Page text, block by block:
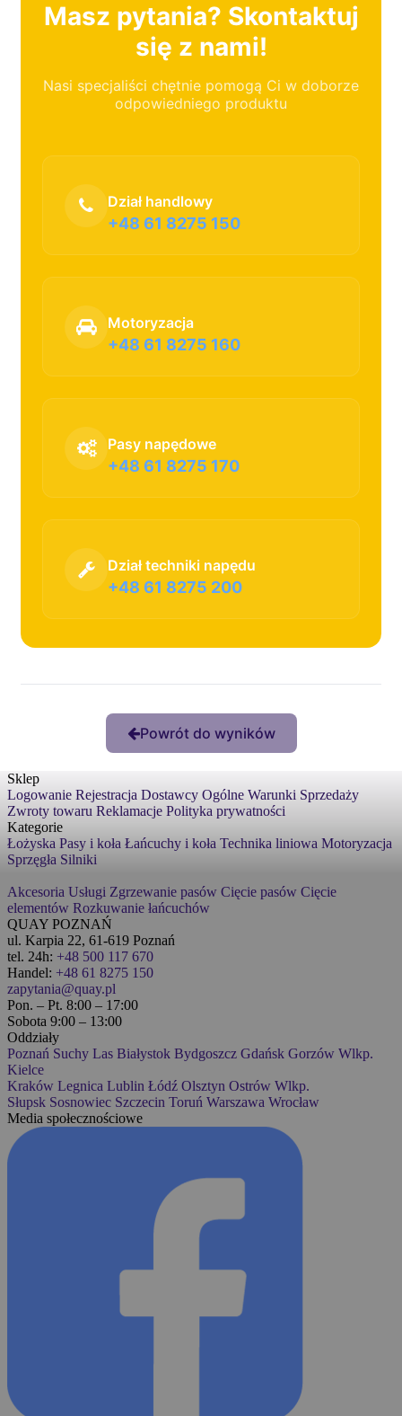
Masz pytania? Skontaktuj
się z nami!
Nasi specjaliści chętnie pomogą Ci w doborze
odpowiedniego produktu
Dział handlowy
+48 61 8275 150
Motoryzacja
+48 61 8275 160
Pasy napędowe
+48 61 8275 170
Dział techniki napędu
+48 61 8275 200
Powrót do wyników
Sklep
Logowanie Rejestracja Dostawcy Ogólne Warunki Sprzedaży
Zwroty towaru Reklamacje Polityka prywatności
Kategorie
Łożyska Pasy i koła Łańcuchy i koła Technika liniowa Motoryzacja
Sprzęgła Silniki
Akcesoria Usługi Zgrzewanie pasów Cięcie pasów Cięcie
elementów Rozkuwanie łańcuchów
QUAY POZNAŃ
ul. Karpia 22, 61-619 Poznań
tel. 24h: +48 500 117 670
Handel: +48 61 8275 150
zapytania@quay.pl
Pon. – Pt. 8:00 – 17:00
Sobota 9:00 – 13:00
Oddziały
Poznań Suchy Las Białystok Bydgoszcz Gdańsk Gorzów Wlkp.
Kielce
Kraków Legnica Lublin Łódź Olsztyn Ostrów Wlkp.
Słupsk Sosnowiec Szczecin Toruń Warszawa Wrocław
Media społecznościowe